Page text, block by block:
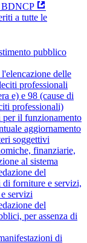
BDNCP
a tutte le
pubblico
delle
professionali
e) e 98 (cause di
professionali)
il funzionamento
aggiornamento
soggettivi
finanziarie,
al sistema
del
di forniture e servizi,
servizi
del
per assenza di
di